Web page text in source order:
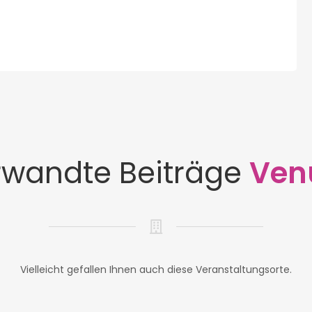
Beiträge
Vielleicht gefallen Ihnen auch diese Veranstaltungsorte.